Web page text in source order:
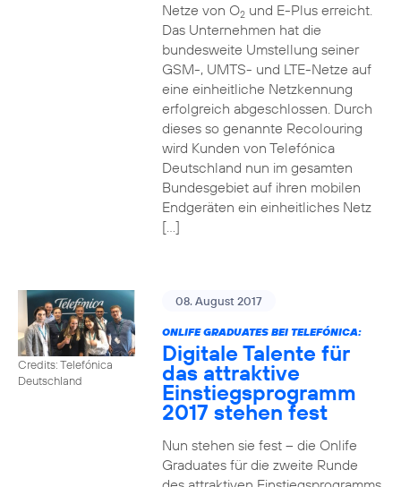
Netze von O2und E-Plus erreicht.
Das Unternehmen hat die
bundesweite Umstellung seiner
GSM-, UMTS- und LTE-Netze auf
eine einheitliche Netzkennung
erfolgreich abgeschlossen. Durch
dieses so genannte Recolouring
wird Kunden von Telefónica
Deutschland nun im gesamten
Bundesgebiet auf ihren mobilen
Endgeräten ein einheitliches Netz
[…]
Credits: Telefónica
Deutschland
08. August 2017
ONLIFE GRADUATES BEI TELEFÓNICA:
Digitale Talente für
das attraktive
Einstiegsprogramm
2017 stehen fest
Nun stehen sie fest – die Onlife
Graduates für die zweite Runde